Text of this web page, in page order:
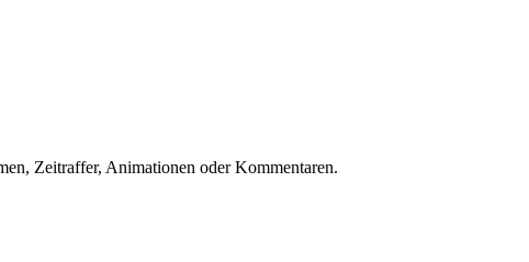
Zeitraffer, Animationen oder Kommentaren.